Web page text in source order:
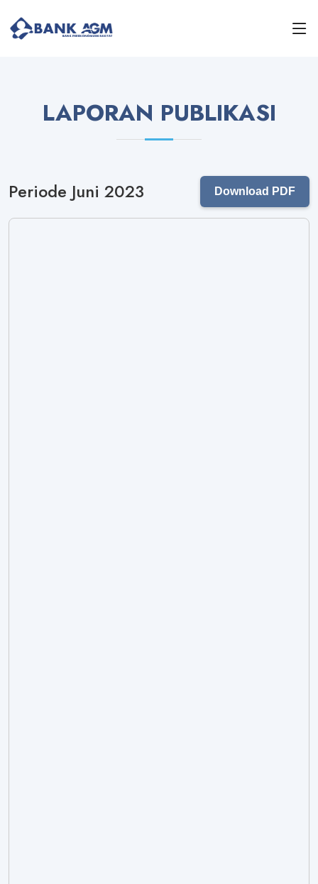
LAPORAN PUBLIKASI
Periode Juni 2023 Download PDF